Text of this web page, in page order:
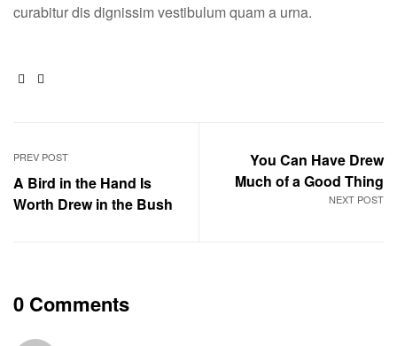
curabitur dis dignissim vestibulum quam a urna.
Facebook
PREV POST
A Bird in the Hand Is
Worth Drew in the Bush
NEXT POST
You Can Have Drew
Much of a Good Thing
0 Comments